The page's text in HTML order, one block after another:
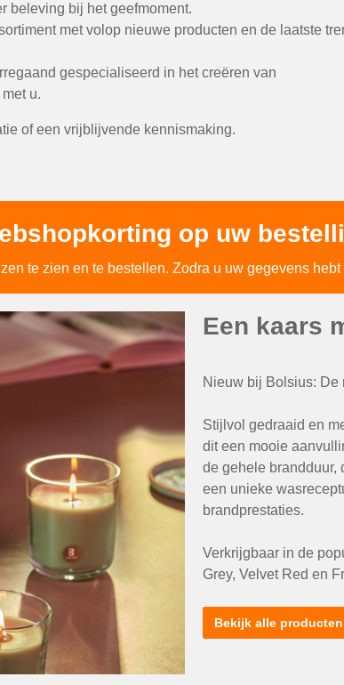
beleving bij het geefmoment.
met volop nieuwe producten en de laatste
gespecialiseerd in het creëren van
u.
of een vrijblijvende kennismaking.
op uw
te zien en te bestellen. Zodra u uw gegevens
Een kaars
Nieuw bij Bolsius: De
Stijlvol gedraaid en
dit een mooie
de gehele brandduur,
een unieke
brandprestaties.
Verkrijgbaar in de
Grey, Velvet Red en
Bekijk alle producten